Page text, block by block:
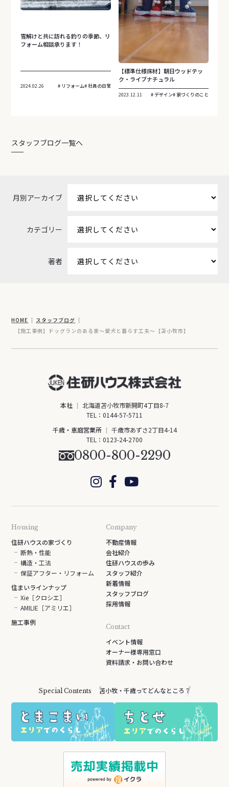
雪解けと共に訪れる釣りの季節、リ
フォーム相談承ります！
2024.02.26 リフォーム 社員の日常
【標準仕様床材】朝日ウッドテッ
ク・ライブナチュラル
2023.12.11 デザイン 家づくりのこと
スタッフブログ一覧へ
月別アーカイブ
カテゴリー
著者
HOME
スタッフブログ
【施工事例】ドッグランのある家～愛犬と暮らす工夫～【苫小牧市】
本社
北海道苫小牧市新開町4丁目8-7
TEL： 0144-57-5711
千歳・恵庭営業所
千歳市あずさ2丁目4-14
TEL： 0123-24-2700
0800-800-2290
Housing
住研ハウスの家づくり
断熱・性能
構造・工法
保証アフター・リフォーム
住まいラインナップ
Xie［クロシエ］
AMILIE［アミリエ］
施工事例
Company
不動産情報
会社紹介
住研ハウスの歩み
スタッフ紹介
新着情報
スタッフブログ
採用情報
Contact
イベント情報
オーナー様専用窓口
資料請求・お問い合わせ
Special Contents 苫小牧・千歳ってどんなところ？